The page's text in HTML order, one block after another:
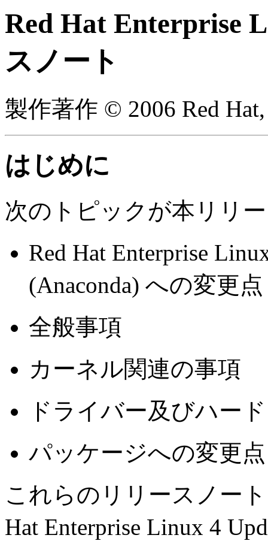
Red Hat Enterprise
スノート
製作著作 © 2006 Red
はじめに
次のトピックが本リリ
Red Hat Enterprise
(Anaconda) への変更点
全般事項
カーネル関連の事項
ドライバー及びハー
パッケージへの変更点
これらのリリースノー
Hat Enterprise Linux 4